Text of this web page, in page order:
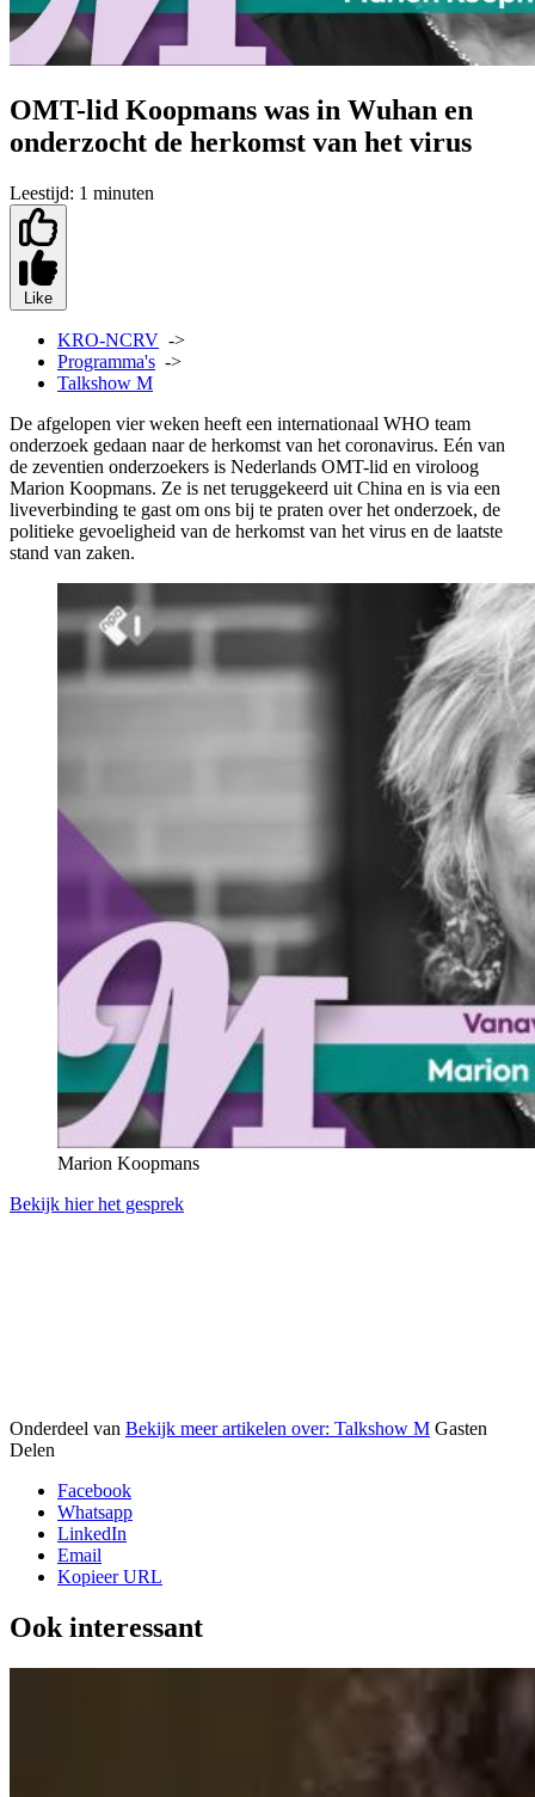
OMT-lid Koopmans was in Wuhan en
onderzocht de herkomst van het virus
Leestijd: 1 minuten
Like
KRO-NCRV ->
Programma's ->
Talkshow M
De afgelopen vier weken heeft een internationaal WHO team
onderzoek gedaan naar de herkomst van het coronavirus. Eén van
de zeventien onderzoekers is Nederlands OMT-lid en viroloog
Marion Koopmans. Ze is net teruggekeerd uit China en is via een
liveverbinding te gast om ons bij te praten over het onderzoek, de
politieke gevoeligheid van de herkomst van het virus en de laatste
stand van zaken.
Marion Koopmans
Bekijk hier het gesprek
Onderdeel van Bekijk meer artikelen over: Talkshow M Gasten
Delen
Facebook
Whatsapp
LinkedIn
Email
Kopieer URL
Ook interessant